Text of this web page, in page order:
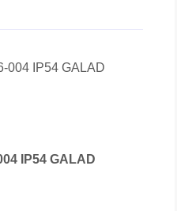
IP54 GALAD